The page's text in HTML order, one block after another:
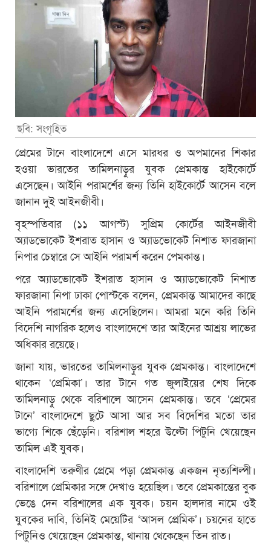
ছবি: সংগৃহিত
প্রেমের টানে বাংলাদেশে এসে মারধর ও অপমানের শিকার
হওয়া ভারতের তামিলনাড়ুর যুবক প্রেমকান্ত হাইকোর্টে
এসেছেন। আইনি পরামর্শের জন্য তিনি হাইকোর্টে আসেন বলে
জানান দুই আইনজীবী।
বৃহস্পতিবার (১১ আগস্ট) সুপ্রিম কোর্টের আইনজীবী
অ্যাডভোকেট ইশরাত হাসান ও অ্যাডভোকেট নিশাত ফারজানা
নিপার চেম্বারে সে আইনি পরামর্শ করেন পেমকান্ত।
পরে অ্যাডভোকেট ইশরাত হাসান ও অ্যাডভোকেট নিশাত
ফারজানা নিপা ঢাকা পোস্টকে বলেন, প্রেমকান্ত আমাদের কাছে
আইনি পরামর্শের জন্য এসেছিলেন। আমরা মনে করি তিনি
বিদেশি নাগরিক হলেও বাংলাদেশে তার আইনের আশ্রয় লাভের
অধিকার রয়েছে।
জানা যায়, ভারতের তামিলনাড়ুর যুবক প্রেমকান্ত। বাংলাদেশে
থাকেন ‘প্রেমিকা’। তার টানে গত জুলাইয়ের শেষ দিকে
তামিলনাড়ু থেকে বরিশালে আসেন প্রেমকান্ত। তবে ‘প্রেমের
টানে’ বাংলাদেশে ছুটে আসা আর সব বিদেশির মতো তার
ভাগ্যে শিকে ছেঁড়েনি। বরিশাল শহরে উল্টো পিটুনি খেয়েছেন
তামিল এই যুবক।
বাংলাদেশি তরুণীর প্রেমে পড়া প্রেমকান্ত একজন নৃত্যশিল্পী।
বরিশালে প্রেমিকার সঙ্গে দেখাও হয়েছিল। তবে প্রেমকান্তের বুক
ভেঙে দেন বরিশালের এক যুবক। চয়ন হালদার নামে ওই
যুবকের দাবি, তিনিই মেয়েটির ‘আসল প্রেমিক’। চয়নের হাতে
পিটুনিও খেয়েছেন প্রেমকান্ত, থানায় থেকেছেন তিন রাত।